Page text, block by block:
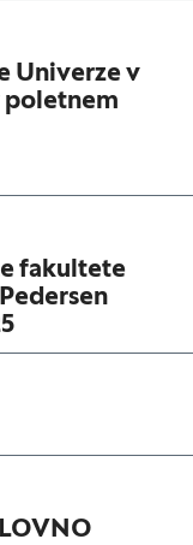
Univerze v
poletnem
fakultete